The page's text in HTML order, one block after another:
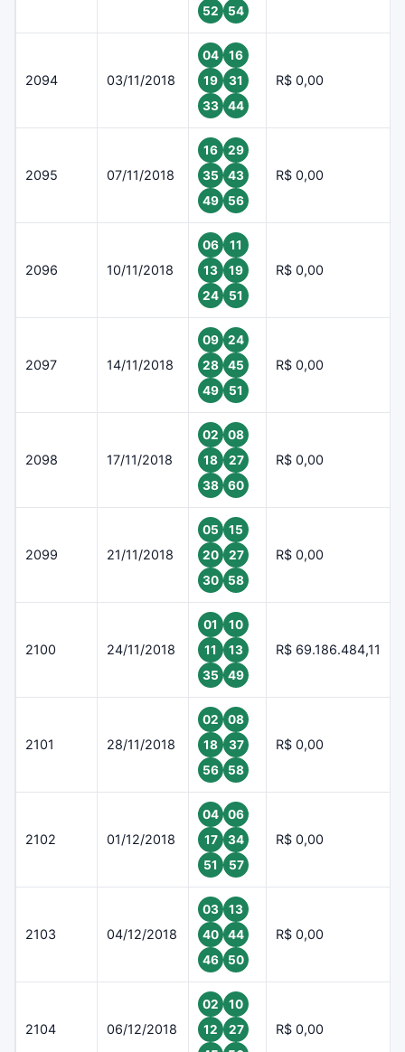
52
54
2094 03/11/2018
04
16
19
31
33
44
R$ 0,00
2095 07/11/2018
16
29
35
43
49
56
R$ 0,00
2096 10/11/2018
06
11
13
19
24
51
R$ 0,00
2097 14/11/2018
09
24
28
45
49
51
R$ 0,00
2098 17/11/2018
02
08
18
27
38
60
R$ 0,00
2099 21/11/2018
05
15
20
27
30
58
R$ 0,00
2100 24/11/2018
01
10
11
13
35
49
R$ 69.186.484,11
2101 28/11/2018
02
08
18
37
56
58
R$ 0,00
2102 01/12/2018
04
06
17
34
51
57
R$ 0,00
2103 04/12/2018
03
13
40
44
46
50
R$ 0,00
2104 06/12/2018
02
10
12
27
R$ 0,00